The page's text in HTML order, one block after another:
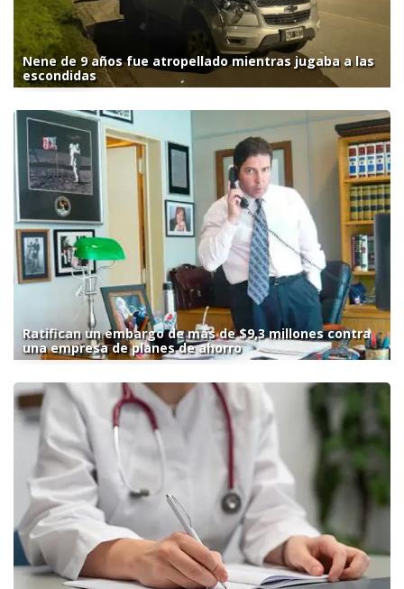
Nene de 9 años fue atropellado mientras jugaba a las
escondidas
Ratifican un embargo de más de $9,3 millones contra
una empresa de planes de ahorro